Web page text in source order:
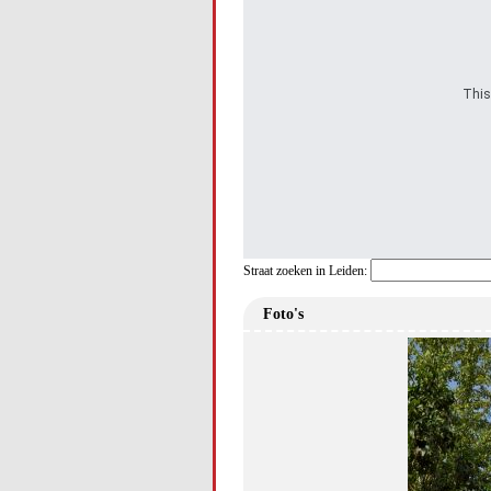
Straat zoeken in Leiden:
Foto's